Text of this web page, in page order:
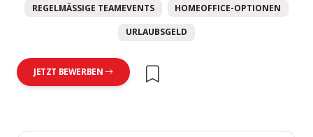
REGELMÄSSIGE TEAMEVENTS HOMEOFFICE-OPTIONEN
URLAUBSGELD
JETZT BEWERBEN